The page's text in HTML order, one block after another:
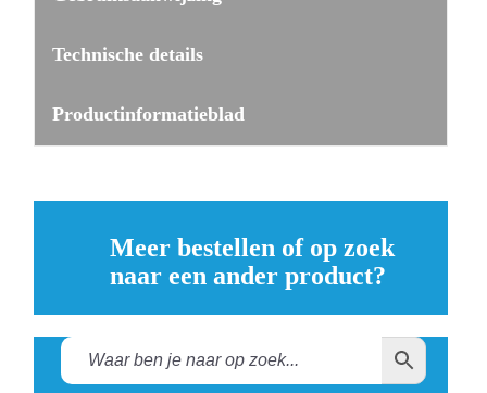
Technische details
Productinformatieblad
Meer bestellen of op zoek
naar een ander product?